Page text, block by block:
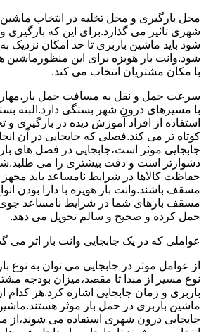
محل بارگیری و محل تخلیه در انتخاب
شهری تاثیر می گذارد.برای این که بارگیری
شود باید ماشین باربری تا حد امکان نزدیک
شود.وانت بار هویزه برای این منظورماشین
با مکان مشتریان انتخاب می کند.
سرعت حمل و نقل به مسافت حمل
با مسیرهای درون شهر بستگی دارد.البته
استفاده از افراد آموزش دیده در بارگیری و
کوتاه تر می کند.فصلی که جابجایی در آن
جابجایی موثر است،جابجایی در فصل های
دشوارتر است و دقت بیشتری را می
حفاظت کالاها در شرایط نامساعد باید
مسقف باشند.وانت بار هویزه با دارا بودن
مسقف بارهای شما در شرایط نامساعد
حمل کرده و صحیح و سالم تحویل می دهد.
عواملی که در یک جابجایی وانت بار اثر می
از عوامل موثر در جابجایی می توان به نوع
نوع مسیر از مبدا تا مقصد،میزان بودجه
باربری و زمان جابجایی اشاره کرد.هر کدام
ماشین باربری در حمل بار موثر
جابجایی درون شهری استفاده می شوند،از